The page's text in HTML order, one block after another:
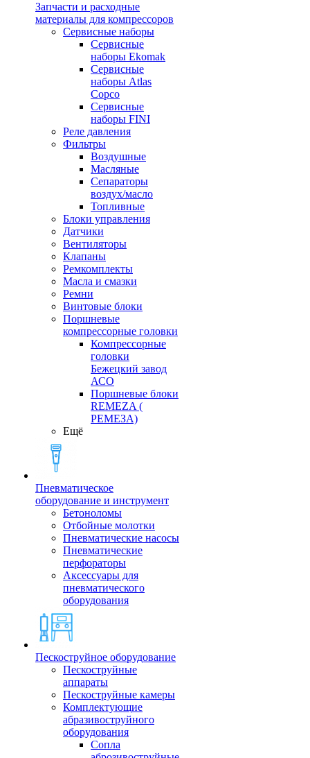
Запчасти и расходные
материалы для компрессоров
Cервисные наборы
Сервисные
наборы Ekomak
Cервисные
наборы Atlas
Copco
Сервисные
наборы FINI
Реле давления
Фильтры
Воздушные
Масляные
Сепараторы
воздух/масло
Топливные
Блоки управления
Датчики
Вентиляторы
Клапаны
Ремкомплекты
Масла и смазки
Ремни
Винтовые блоки
Поршневые
компрессорные головки
Компрессорные
головки
Бежецкий завод
АСО
Поршневые блоки
REMEZA (
РЕМЕЗА)
Ещё
Пневматическое
оборудование и инструмент
Бетоноломы
Отбойные молотки
Пневматические насосы
Пневматические
перфораторы
Аксессуары для
пневматического
оборудования
Пескоструйное оборудование
Пескоструйные
аппараты
Пескоструйные камеры
Комплектующие
абразивоструйного
оборудования
Сопла